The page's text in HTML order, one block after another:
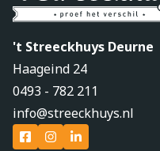
't Streeckhuys Deurne
Haageind 24
0493 - 782 211
info@streeckhuys.nl